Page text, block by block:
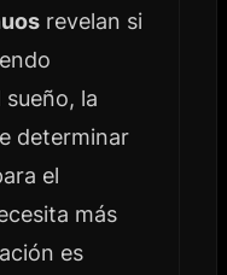
revelan si
la
determinar
el
más
es